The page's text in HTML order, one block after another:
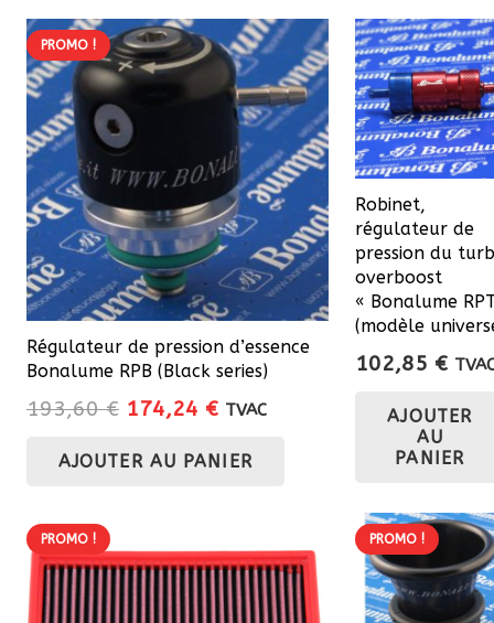
PROMO !
Régulateur de pression d’essence
Bonalume RPB (Black series)
193,60€ Le
initial
174,24 €Le
actuel
TVAC
AJOUTER AU PANIER
Robinet,
régulateur de
pression du
overboost
« Bonalume
(modèle
102,85 €
AJOUTER
AU
PANIER
PROMO ! PROMO !